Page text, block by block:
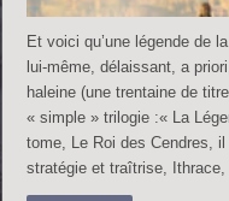
Et voici qu’une légende de
lui-même, délaissant, a
haleine (une trentaine de
« simple » trilogie :« La
tome, Le Roi des Cendres,
stratégie et traîtrise,